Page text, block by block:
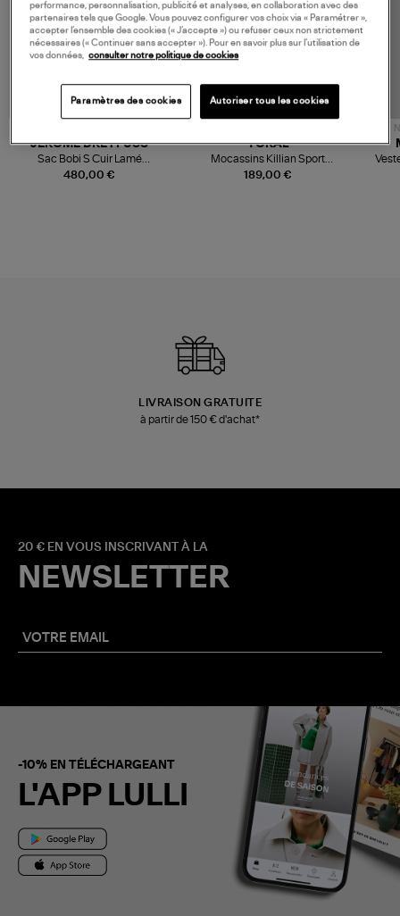
480,00 €
JEROME DREYFUSS
Sac Bobi S Cuir Lamé
Champagne
189,00 €
TORAL
Mocassins Killian Sport
Mousse
LIVRAISON GRATUITE
à partir de 150 € d'achat*
20 € EN VOUS INSCRIVANT À LA
NEWSLETTER
-10% EN TÉLÉCHARGEANT
L'APP LULLI
performance, personnalisation, publicité et analyses, en collaboration avec des
partenaires tels que Google. Vous pouvez configurer vos choix via « Paramétrer »,
accepter l’ensemble des cookies (« J’accepte ») ou refuser ceux non strictement
nécessaires (« Continuer sans accepter »). Pour en savoir plus sur l’utilisation de
vos données, consulter notre politique de cookies
Paramètres des cookies Autoriser tous les cookies